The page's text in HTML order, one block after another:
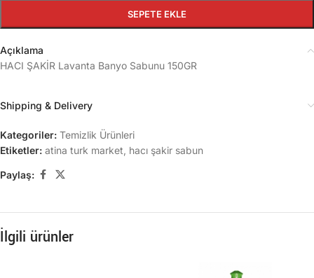
SEPETE EKLE
Açıklama
HACI ŞAKİR Lavanta Banyo Sabunu 150GR
Shipping & Delivery
Kategoriler: Temizlik Ürünleri
Etiketler: atina turk market hacı şakir sabun
Paylaş:
İlgili ürünler